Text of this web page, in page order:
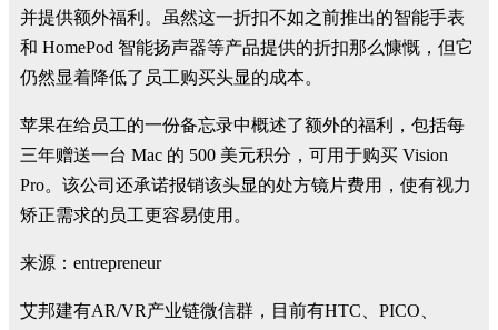
并提供额外福利。虽然这一折扣不如之前推出的智能手表
和 HomePod 智能扬声器等产品提供的折扣那么慷慨，但它
仍然显着降低了员工购买头显的成本。
苹果在给员工的一份备忘录中概述了额外的福利，包括每
三年赠送一台 Mac 的 500 美元积分，可用于购买 Vision
Pro。该公司还承诺报销该头显的处方镜片费用，使有视力
矫正需求的员工更容易使用。
来源：entrepreneur
艾邦建有AR/VR产业链微信群，目前有HTC、PICO、